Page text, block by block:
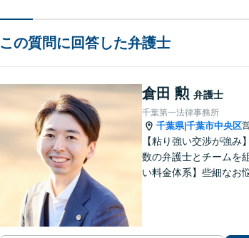
この質問に回答した弁護士
倉田 勲 弁護士
千葉第一法律事務所
千葉県|千葉市中央区
【粘り強い交渉が強
数の弁護士とチームを
い料金体系】些細なお